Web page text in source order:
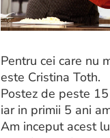
Pentru cei care nu
este Cristina Toth.
Postez de peste
iar in primii 5 ani
Am inceput acest